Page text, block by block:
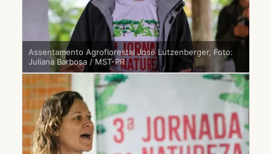
Assentamento Agroflorestal José Lutzenberger, Foto:
Juliana Barbosa / MST-PR